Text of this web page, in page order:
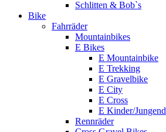
Schlitten & Bob`s
Bike
Fahrräder
Mountainbikes
E Bikes
E Mountainbike
E Trekking
E Gravelbike
E City
E Cross
E Kinder/Jungend
Rennräder